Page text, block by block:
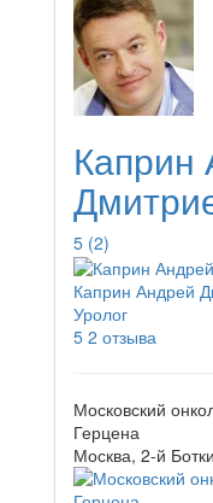
Каприн
5 (2)
Каприн Андрей
Уролог
5 2 отзыва
Московский
Герцена
Москва, 2-й